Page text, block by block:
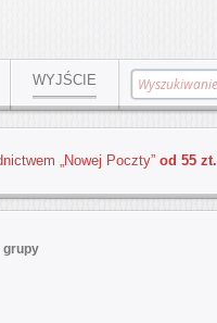
WYJŚCIE
„Nowej Poczty” od 55 zt.
grupy